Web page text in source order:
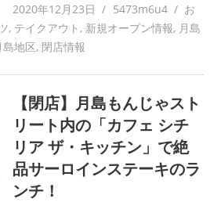
2020年12月23日 5473m6u4
お
, テイクアウト , 新規オープン情報, 月島
島地区, 閉店情報
【閉店】月島もんじゃスト
リート内の「カフェ シチ
リア ザ・キッチン」で絶
品サーロインステーキのラ
ンチ！